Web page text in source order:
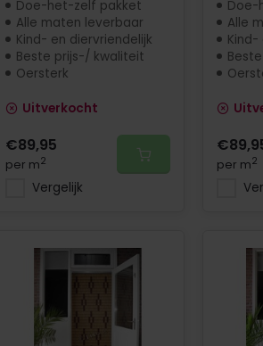
Doe-het-zelf pakket
Alle maten leverbaar
Kind- en diervriendelijk
Beste prijs-/ kwaliteit
Oersterk
Uitverkocht
€89,95
per m2
Vergelijk
Doe-
Alle
Kind-
per m2